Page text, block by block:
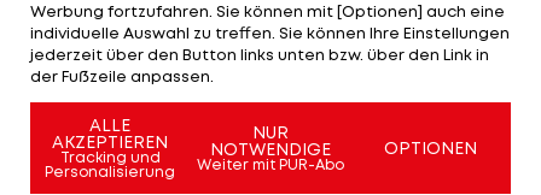
Nach Italien-Drama:
Karriereentscheidung
Fußball
Werbung fortzufahren. Sie können mit [Optionen] auch eine
individuelle Auswahl zu treffen. Sie können Ihre Einstellungen
jederzeit über den Button links unten bzw. über den Link in
der Fußzeile anpassen.
ALLE
AKZEPTIEREN
Tracking und
Personalisierung
NUR
NOTWENDIGE
Weiter mit PUR-Abo
OPTIONEN